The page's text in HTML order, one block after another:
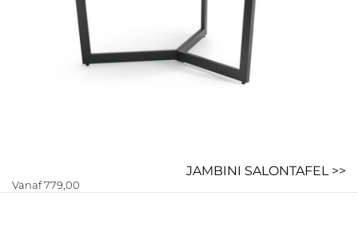
JAMBINI SALONTAFEL >>
Vanaf 779,00